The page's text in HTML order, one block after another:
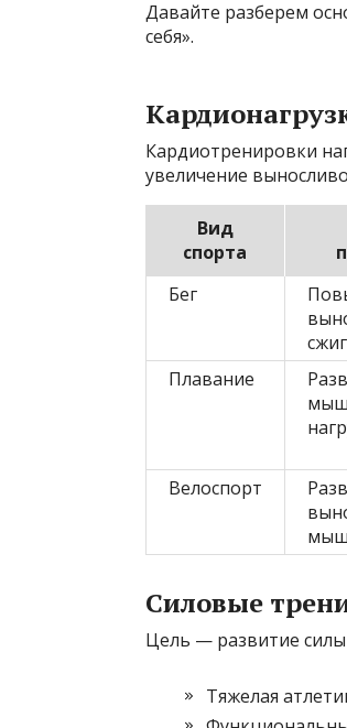
Давайте разберем
себя».
Кардиотренировки
увеличение
Вид
спорта
Бег
Плавание
Велоспорт
Силовые
Цель — развитие
Тяжелая